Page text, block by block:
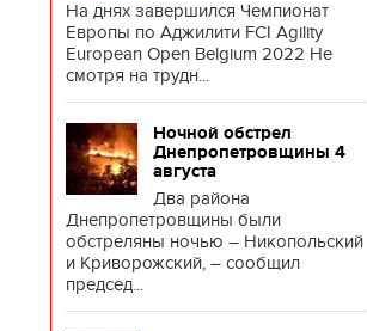
На днях завершился Чемпионат
Европы по Аджилити FCI Agility
European Open Belgium 2022 Не
смотря на трудн...
Ночной обстрел
Днепропетровщины 4
августа
Два района
Днепропетровщины были
обстреляны ночью – Никопольский
и Криворожский, – сообщил
председ...